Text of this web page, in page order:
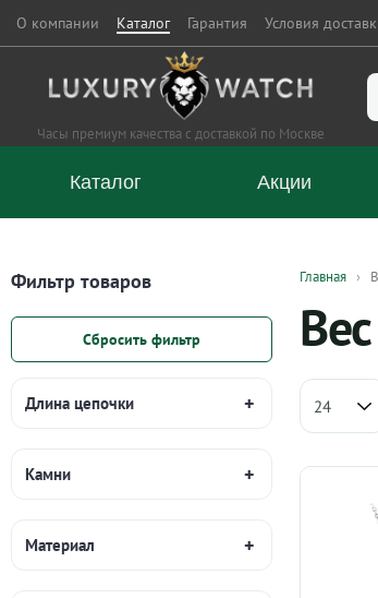
О компании Каталог Гарантия Условия
Часы премиум качества с доставкой по Москве
Каталог Акции
Главная
Фильтр товаров
Сбросить фильтр
Длина цепочки
Камни
Материал